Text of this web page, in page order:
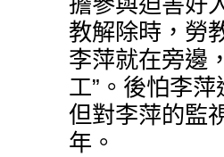
教解除時，勞
李萍就在旁邊
工”。後怕李
但對李萍的監
年。